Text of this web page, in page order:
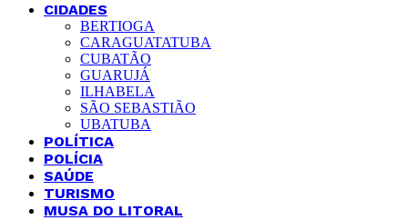
CIDADES
BERTIOGA
CARAGUATATUBA
CUBATÃO
GUARUJÁ
ILHABELA
SÃO SEBASTIÃO
UBATUBA
POLÍTICA
POLÍCIA
SAÚDE
TURISMO
MUSA DO LITORAL